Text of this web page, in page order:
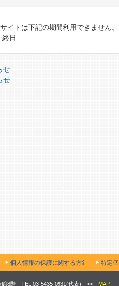
イトは下記の期間利用できません
終日
せ
せ
個人情報の保護に関する方針 特定
館8階 TEL:03-5435-0931(代表) >> MAP